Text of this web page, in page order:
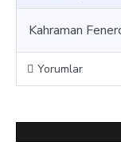
Kahraman
Yorumlar